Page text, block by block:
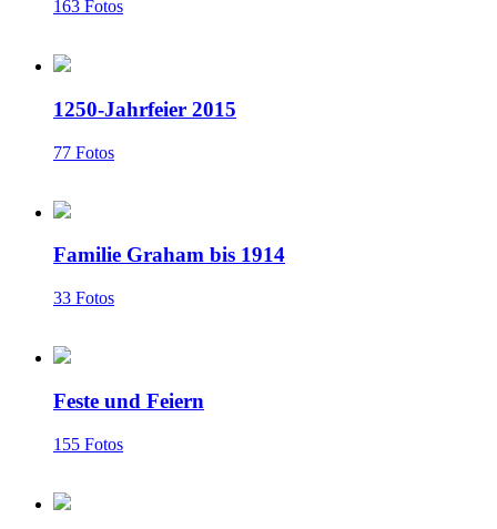
163 Fotos
1250-Jahrfeier 2015
77 Fotos
Familie Graham bis 1914
33 Fotos
Feste und Feiern
155 Fotos